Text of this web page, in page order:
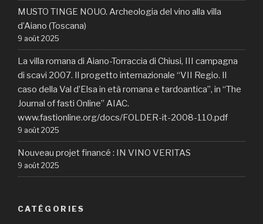
MUSTO TINGE NOUO. Archeologia del vino alla villa
d’Aiano (Toscana)
9 août 2025
La villa romana di Aiano-Torraccia di Chiusi, III campagna
di scavi 2007. Il progetto internazionale “VII Regio. Il
caso della Val d’Elsa in età romana e tardoantica”, in “The
Journal of fasti Online” AIAC.
www.fastionline.org/docs/FOLDER-it-2008-110.pdf
9 août 2025
Nouveau projet financé : IN VINO VERITAS
9 août 2025
CATÉGORIES